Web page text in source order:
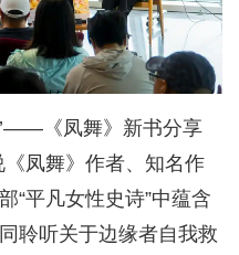
’——《凤舞》新书分享
凤舞》作者、知名作
“平凡女性史诗”中蕴含
聆听关于边缘者自我救